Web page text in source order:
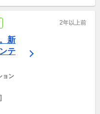
2年以上前
新
テ
ョン